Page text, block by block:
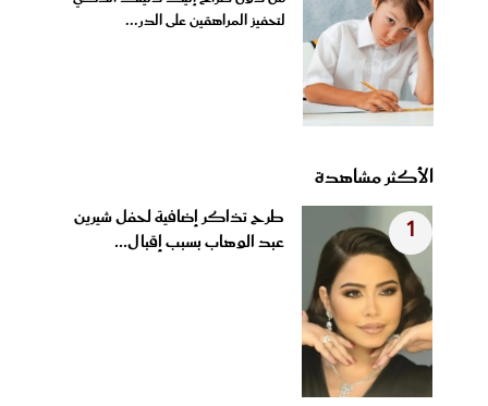
لتحفيز المراهقين على الدر...
الأكثر مشاهدة
1
طرح تذاكر إضافية لحفل شيرين
عبد الوهاب بسبب إقبال...